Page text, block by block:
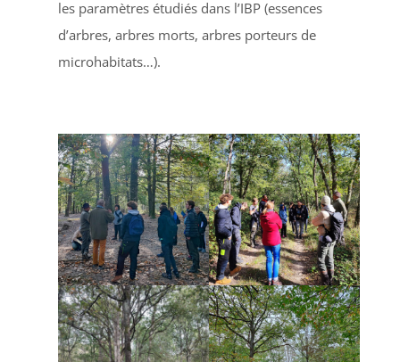
les paramètres étudiés dans l’IBP (essences
d’arbres, arbres morts, arbres porteurs de
microhabitats…).